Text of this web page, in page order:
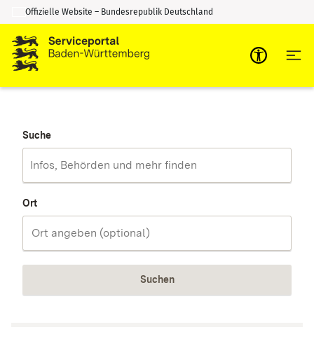
Zum Inhalt springen
Zur Suche springen
Offizielle Website – Bundesrepublik Deutschland
Suche
Ort
Suchen